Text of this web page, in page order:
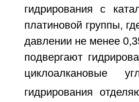
гидрирования с
платиновой группы,
давлении не менее
подвергают
циклоалкановые
гидрирования